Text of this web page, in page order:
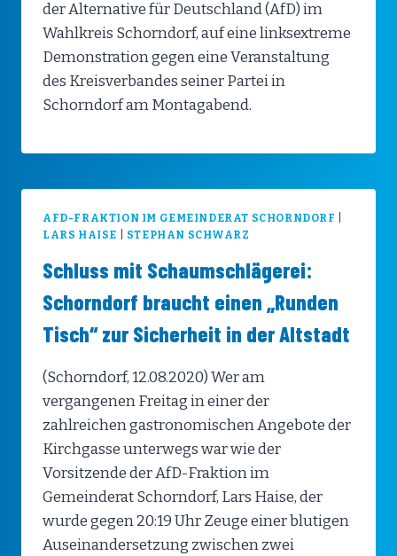
der Alternative für Deutschland (AfD) im
Wahlkreis Schorndorf, auf eine linksextreme
Demonstration gegen eine Veranstaltung
des Kreisverbandes seiner Partei in
Schorndorf am Montagabend.
AFD-FRAKTION IM GEMEINDERAT SCHORNDORF
LARS HAISE
STEPHAN SCHWARZ
Schluss mit Schaumschlägerei:
Schorndorf braucht einen „Runden
Tisch“ zur Sicherheit in der Altstadt
(Schorndorf, 12.08.2020) Wer am
vergangenen Freitag in einer der
zahlreichen gastronomischen Angebote der
Kirchgasse unterwegs war wie der
Vorsitzende der AfD-Fraktion im
Gemeinderat Schorndorf, Lars Haise, der
wurde gegen 20:19 Uhr Zeuge einer blutigen
Auseinandersetzung zwischen zwei